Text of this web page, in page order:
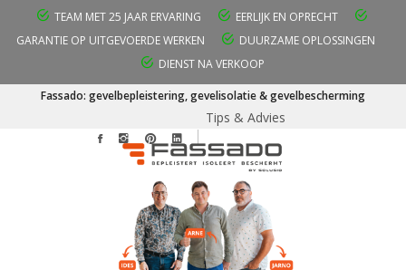
TEAM MET 25 JAAR ERVARING
EERLIJK EN OPRECHT
GARANTIE OP UITGEVOERDE WERKEN
DUURZAME OPLOSSINGEN
DIENST NA VERKOOP
Fassado: gevelbepleistering, gevelisolatie & gevelbescherming
Tips & Advies